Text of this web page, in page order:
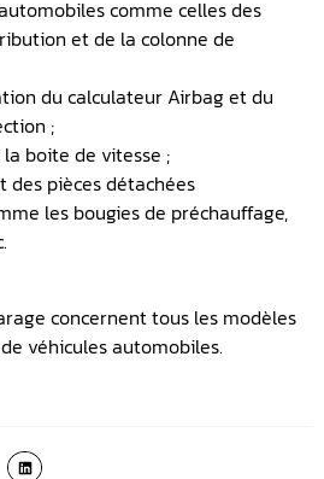
comme celles des
et de la colonne de
du calculateur Airbag et du
;
boite de vitesse ;
des pièces détachées
les bougies de préchauffage,
concernent tous les modèles
véhicules automobiles.